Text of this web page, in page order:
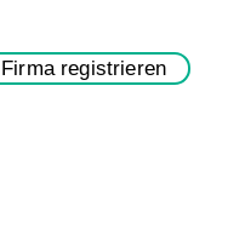
registrieren